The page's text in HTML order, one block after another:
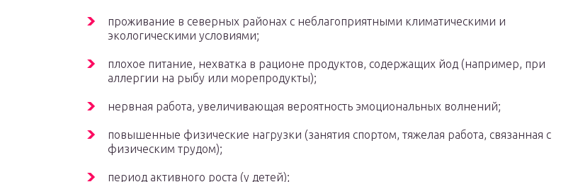
проживание в северных районах с неблагоприятными климатическими и
экологическими условиями;
плохое питание, нехватка в рационе продуктов, содержащих йод (например, при
аллергии на рыбу или морепродукты);
нервная работа, увеличивающая вероятность эмоциональных волнений;
повышенные физические нагрузки (занятия спортом, тяжелая работа, связанная с
физическим трудом);
период активного роста (у детей);